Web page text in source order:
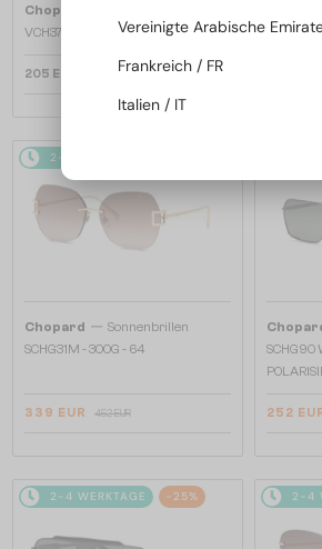
Chopard
VCH379 - 0BLK - 54
205 EUR
2-4 WERKTAGE
Chopard — Sonnenbrillen
SCHG31M - 300G - 64
339 EUR 452 EUR
SCHG90
252
2-4 WERKTAGE -25% 2-4
Vereinigte Arabische
Frankreich / FR
Italien / IT